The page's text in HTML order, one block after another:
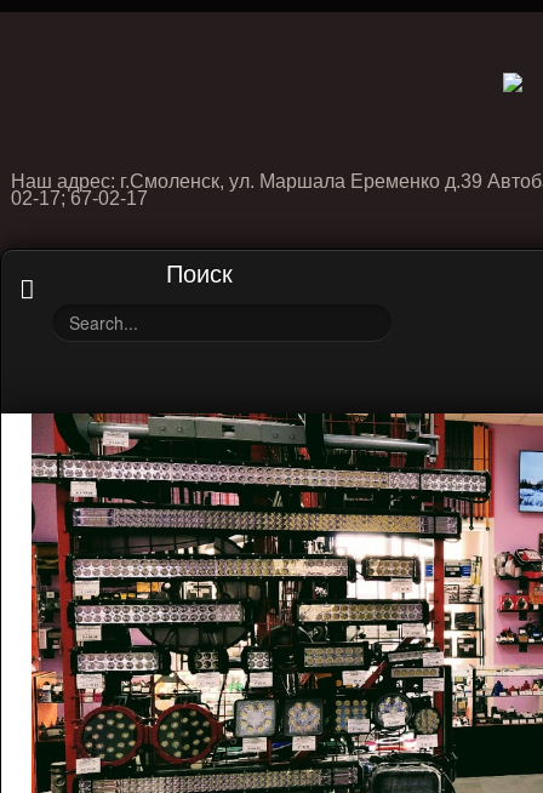
Наш адрес: г.Смоленск, ул. Маршала Еременко д.39
02-17; 67-02-17
Поиск